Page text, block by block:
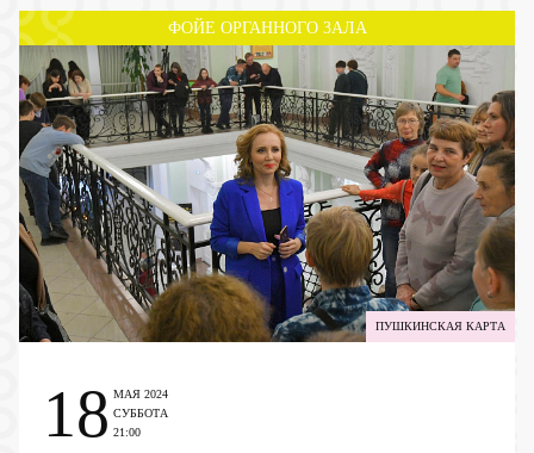
ФОЙЕ ОРГАННОГО ЗАЛА
ПУШКИНСКАЯ КАРТА
18 МАЯ 2024
СУББОТА
21:00